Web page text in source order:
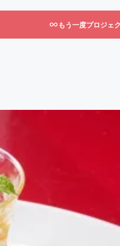
もう一度プロジェ